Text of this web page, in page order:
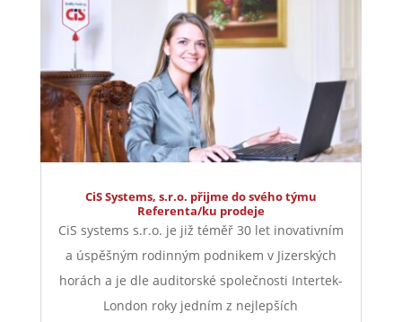
CiS Systems, s.r.o. přijme do svého týmu
Referenta/ku prodeje
CiS systems s.r.o. je již téměř 30 let inovativním
a úspěšným rodinným podnikem v Jizerských
horách a je dle auditorské společnosti Intertek-
London roky jedním z nejlepších